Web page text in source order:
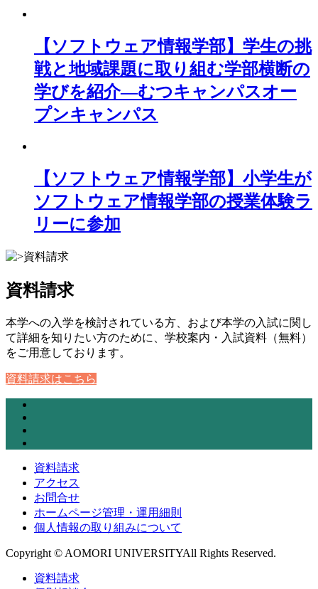
【ソフトウェア情報学部】学生の挑
戦と地域課題に取り組む学部横断の
学びを紹介―むつキャンパスオー
プンキャンパス
【ソフトウェア情報学部】小学生が
ソフトウェア情報学部の授業体験ラ
リーに参加
資料請求
本学への入学を検討されている方、および本学の入試に関し
て詳細を知りたい方のために、学校案内・入試資料（無料）
をご用意しております。
資料請求はこちら
資料請求
アクセス
お問合せ
ホームページ管理・運用細則
個人情報の取り組みについて
Copyright © AOMORI UNIVERSITYAll Rights Reserved.
資料請求